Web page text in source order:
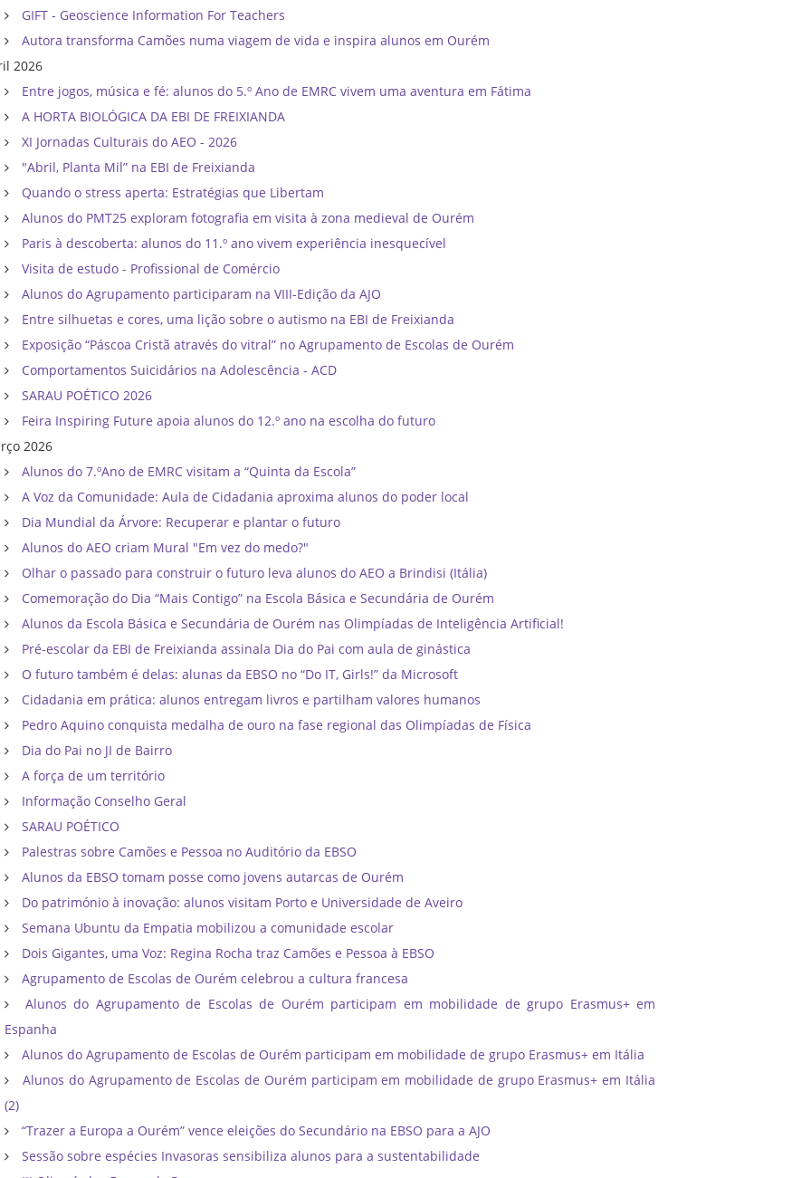
GIFT - Geoscience Information For Teachers
Autora transforma Camões numa viagem de vida e inspira alunos em Ourém
2026
Entre jogos, música e fé: alunos do 5.º Ano de EMRC vivem uma aventura em Fátima
A HORTA BIOLÓGICA DA EBI DE FREIXIANDA
XI Jornadas Culturais do AEO - 2026
"Abril, Planta Mil” na EBI de Freixianda
Quando o stress aperta: Estratégias que Libertam
Alunos do PMT25 exploram fotografia em visita à zona medieval de Ourém
Paris à descoberta: alunos do 11.º ano vivem experiência inesquecível
Visita de estudo - Profissional de Comércio
Alunos do Agrupamento participaram na VIII-Edição da AJO
Entre silhuetas e cores, uma lição sobre o autismo na EBI de Freixianda
Exposição “Páscoa Cristã através do vitral” no Agrupamento de Escolas de Ourém
Comportamentos Suicidários na Adolescência - ACD
SARAU POÉTICO 2026
Feira Inspiring Future apoia alunos do 12.º ano na escolha do futuro
2026
Alunos do 7.ºAno de EMRC visitam a “Quinta da Escola”
A Voz da Comunidade: Aula de Cidadania aproxima alunos do poder local
Dia Mundial da Árvore: Recuperar e plantar o futuro
Alunos do AEO criam Mural "Em vez do medo?"
Olhar o passado para construir o futuro leva alunos do AEO a Brindisi (Itália)
Comemoração do Dia “Mais Contigo” na Escola Básica e Secundária de Ourém
Alunos da Escola Básica e Secundária de Ourém nas Olimpíadas de Inteligência Artificial!
Pré-escolar da EBI de Freixianda assinala Dia do Pai com aula de ginástica
O futuro também é delas: alunas da EBSO no “Do IT, Girls!” da Microsoft
Cidadania em prática: alunos entregam livros e partilham valores humanos
Pedro Aquino conquista medalha de ouro na fase regional das Olimpíadas de Física
Dia do Pai no JI de Bairro
A força de um território
Informação Conselho Geral
SARAU POÉTICO
Palestras sobre Camões e Pessoa no Auditório da EBSO
Alunos da EBSO tomam posse como jovens autarcas de Ourém
Do património à inovação: alunos visitam Porto e Universidade de Aveiro
Semana Ubuntu da Empatia mobilizou a comunidade escolar
Dois Gigantes, uma Voz: Regina Rocha traz Camões e Pessoa à EBSO
Agrupamento de Escolas de Ourém celebrou a cultura francesa
Alunos do Agrupamento de Escolas de Ourém participam em mobilidade de grupo Erasmus+ em
Espanha
Alunos do Agrupamento de Escolas de Ourém participam em mobilidade de grupo Erasmus+ em Itália
Alunos do Agrupamento de Escolas de Ourém participam em mobilidade de grupo Erasmus+ em Itália
(2)
“Trazer a Europa a Ourém” vence eleições do Secundário na EBSO para a AJO
Sessão sobre espécies Invasoras sensibiliza alunos para a sustentabilidade